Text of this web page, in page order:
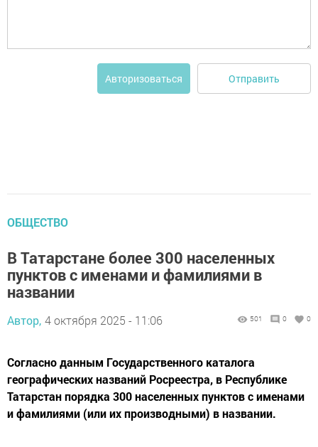
Авторизоваться Отправить
ОБЩЕСТВО
В Татарстане более 300 населенных
пунктов с именами и фамилиями в
названии
Автор, 4 октября 2025 - 11:06 501 0 0
Согласно данным Государственного каталога
географических названий Росреестра, в Республике
Татарстан порядка 300 населенных пунктов с именами
и фамилиями (или их производными) в названии.